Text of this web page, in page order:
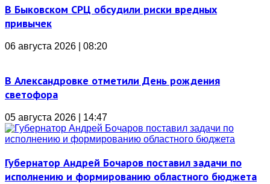
В Быковском СРЦ обсудили риски вредных
привычек
06 августа 2026 | 08:20
В Александровке отметили День рождения
светофора
05 августа 2026 | 14:47
Губернатор Андрей Бочаров поставил задачи по
исполнению и формированию областного бюджета